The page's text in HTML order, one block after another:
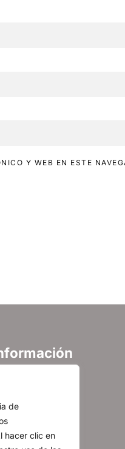
de
hacer clic en
Y WEB EN ESTE
legal